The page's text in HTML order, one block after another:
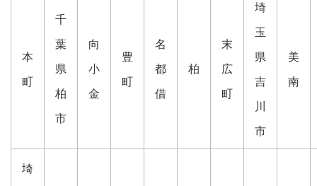
本
町
千
葉
県
柏
市
向
小
金
豊
町
名
都
借
柏
末
広
町
埼
玉
県
吉
川
市
美
南
埼